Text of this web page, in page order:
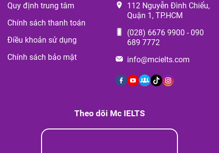
Quy định trung tâm
Chính sách thanh toán
Điều khoản sử dụng
Chính sách bảo mật
112 Nguyễn Đình Chiểu,
Quận 1, TP.HCM
(028) 6676 9900 - 090
689 7772
info@mcielts.com
Theo dõi Mc IELTS